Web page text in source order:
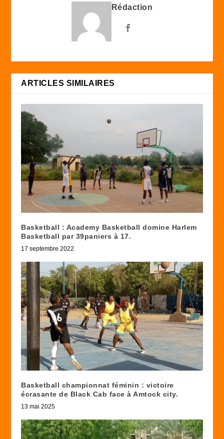
Rédaction
ARTICLES SIMILAIRES
Basketball : Academy Basketball domine Harlem
Basketball par 39paniers à 17.
17 septembre 2022
Basketball championnat féminin : victoire
écrasante de Black Cab face à Amtock city.
13 mai 2025